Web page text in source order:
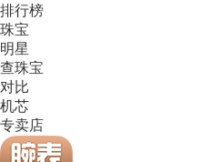
排行榜
珠宝
明星
查珠宝
对比
机芯
专卖店